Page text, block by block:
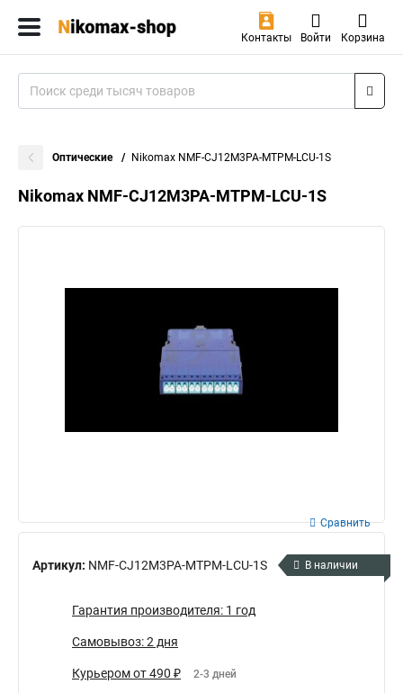
Контакты Войти Корзина
Оптические Nikomax NMF-CJ12M3PA-MTPM-LCU-1S
Nikomax NMF-CJ12M3PA-MTPM-LCU-1S
Артикул: NMF-CJ12M3PA-MTPM-LCU-1S
Сравнить
В наличии
Гарантия производителя: 1 год
Самовывоз: 2 дня
Курьером от 490 ₽ 2-3 дней